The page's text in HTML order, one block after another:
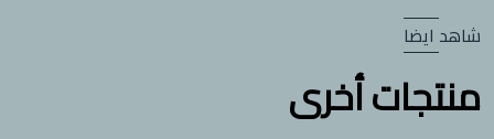
شاهد ايضا
منتجات أخرى